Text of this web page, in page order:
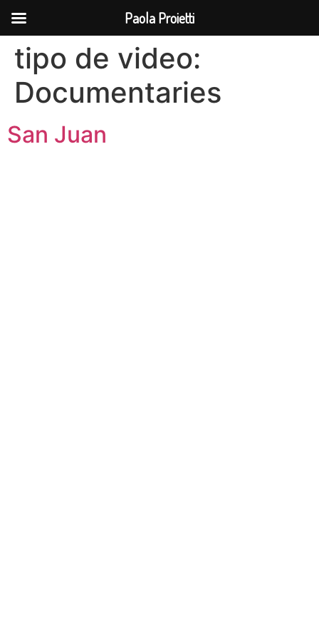
tipo de video:
Documentaries
San Juan
Paola Proietti